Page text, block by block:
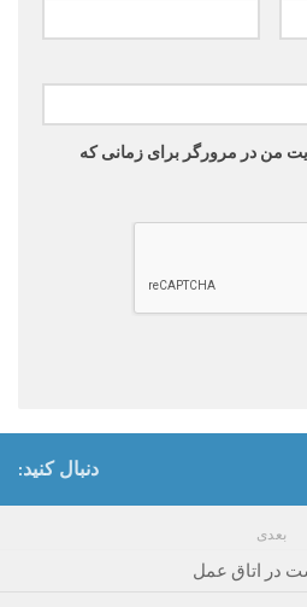
من در مرورگر برای زمانی که
دنبال کنید:
بعدی
در اتاق عمل